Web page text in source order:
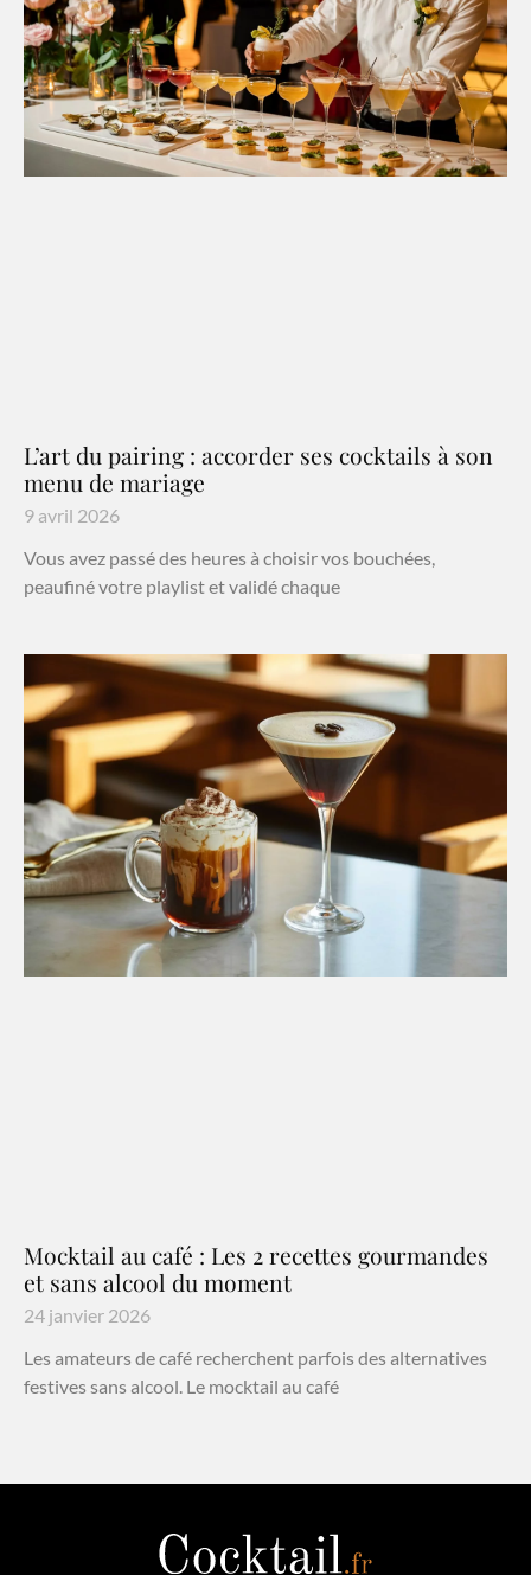
L’art du pairing : accorder ses cocktails à son
menu de mariage
9 avril 2026
Vous avez passé des heures à choisir vos bouchées,
peaufiné votre playlist et validé chaque
Mocktail au café : Les 2 recettes gourmandes
et sans alcool du moment
24 janvier 2026
Les amateurs de café recherchent parfois des alternatives
festives sans alcool. Le mocktail au café